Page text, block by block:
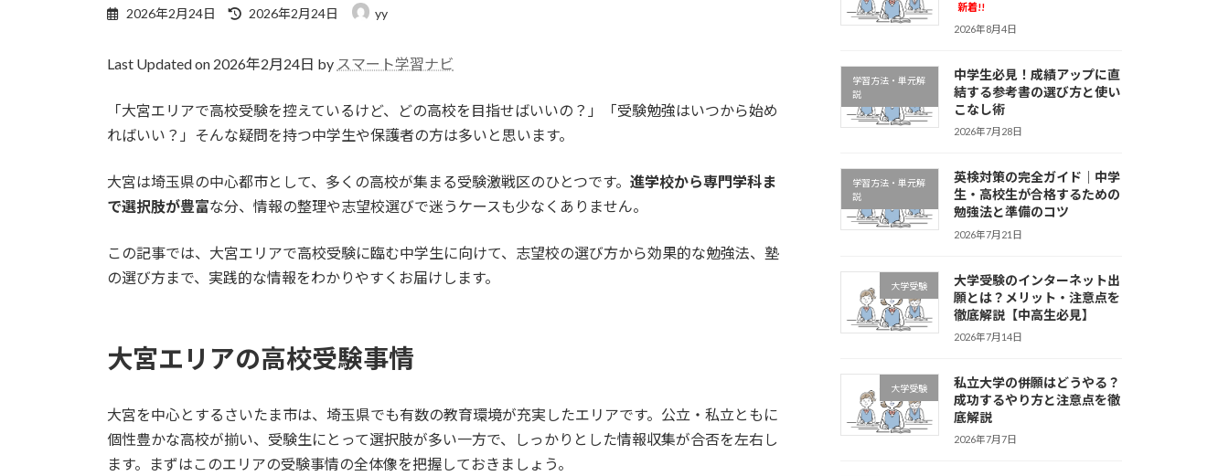
2026年2月24日
最
新
時
:
2026年2月24日 yy
Last Updated on 2026年2月24日 by スマート学習ナビ
「大宮エリアで高校受験を控えているけど、どの高校を目指せばいいの？」「受験勉強はいつから始め
ればいい？」そんな疑問を持つ中学生や保護者の方は多いと思います。
大宮は埼玉県の中心都市として、多くの高校が集まる受験激戦区のひとつです。 進学校から専門学科ま
で選択肢が豊富な分、情報の整理や志望校選びで迷うケースも少なくありません。
この記事では、大宮エリアで高校受験に臨む中学生に向けて、志望校の選び方から効果的な勉強法、塾
の選び方まで、実践的な情報をわかりやすくお届けします。
大宮エリアの高校受験事情
大宮を中心とするさいたま市は、埼玉県でも有数の教育環境が充実したエリアです。公立・私立ともに
個性豊かな高校が揃い、受験生にとって選択肢が多い一方で、しっかりとした情報収集が合否を左右し
ます。まずはこのエリアの受験事情の全体像を把握しておきましょう。
新着!!
2026年8月4日
学習方法・単元解
説
中学生必見！成績アップに直
結する参考書の選び方と使い
こなし術
2026年7月28日
学習方法・単元解
説
英検対策の完全ガイド｜中学
生・高校生が合格するための
勉強法と準備のコツ
2026年7月21日
大学受験
大学受験のインターネット出
願とは？メリット・注意点を
徹底解説【中高生必見】
2026年7月14日
大学受験
私立大学の併願はどうやる？
成功するやり方と注意点を徹
底解説
2026年7月7日